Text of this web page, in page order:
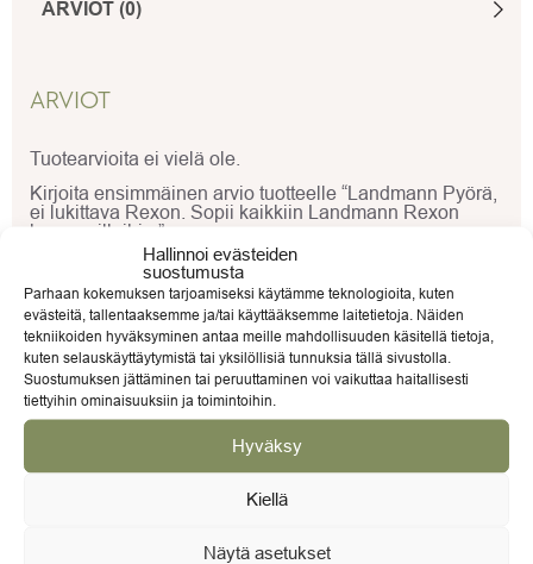
Hallinnoi evästeiden
suostumusta
Parhaan kokemuksen tarjoamiseksi käytämme teknologioita, kuten
evästeitä, tallentaaksemme ja/tai käyttääksemme laitetietoja. Näiden
tekniikoiden hyväksyminen antaa meille mahdollisuuden käsitellä tietoja,
kuten selauskäyttäytymistä tai yksilöllisiä tunnuksia tällä sivustolla.
Suostumuksen jättäminen tai peruuttaminen voi vaikuttaa haitallisesti
tiettyihin ominaisuuksiin ja toimintoihin.
Hyväksy
Kiellä
Näytä asetukset
ARVIOT (0)
ARVIOT
Tuotearvioita ei vielä ole.
Kirjoita ensimmäinen arvio tuotteelle “Landmann Pyörä,
ei lukittava Rexon. Sopii kaikkiin Landmann Rexon
kaasugrilleihin.”
Sähköpostiosoitettasi ei julkaista.
merkitty*
Arvostelusi*
Arviosi*